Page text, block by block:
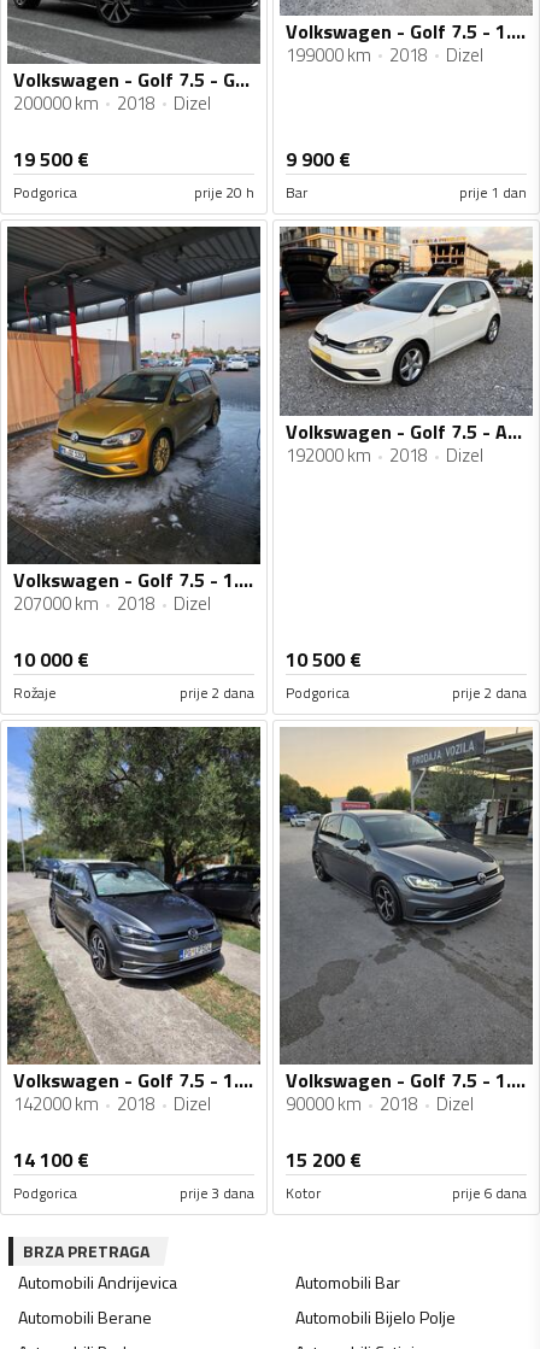
Volkswagen - Golf 7.5 - GTD
200000 km 2018 Dizel
19 500€
Podgorica prije 20 h
Volkswagen - Golf 7.5 - 1.6 TDI
199000 km 2018 Dizel
9 900€
Bar prije 1 dan
Volkswagen - Golf 7.5 - 1.6 TDI
207000 km 2018 Dizel
10 000€
Rožaje prije 2 dana
Volkswagen - Golf 7.5 - Automatik
192000 km 2018 Dizel
10 500€
Podgorica prije 2 dana
Volkswagen - Golf 7.5 - 1.6 TDI
142000 km 2018 Dizel
14 100€
Podgorica prije 3 dana
Volkswagen - Golf 7.5 - 1.6 TDI
90000 km 2018 Dizel
15 200€
Kotor prije 6 dana
BRZA PRETRAGA
AutomobiliAndrijevica AutomobiliBar
AutomobiliBerane AutomobiliBijelo Polje